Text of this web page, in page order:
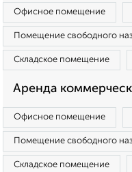
Офисное помещение
Помещение свободного
Складское помещение
Аренда
Офисное помещение
Помещение свободного
Складское помещение